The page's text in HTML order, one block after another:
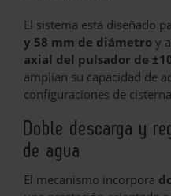
El sistema está diseñado
y 58 mm de diámetro y
axial del pulsador de
amplían su capacidad de
configuraciones de
Doble descarga y
de agua
El mecanismo incorpora